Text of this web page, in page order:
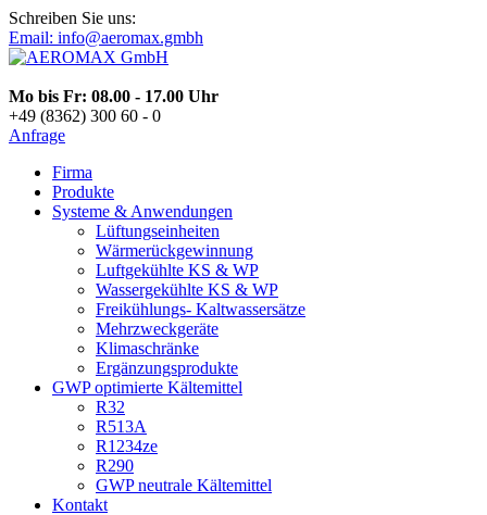
Schreiben Sie uns:
Email: info@aeromax.gmbh
Mo bis Fr: 08.00 - 17.00 Uhr
+49 (8362) 300 60 - 0
Anfrage
Firma
Produkte
Systeme & Anwendungen
Lüftungseinheiten
Wärmerückgewinnung
Luftgekühlte KS & WP
Wassergekühlte KS & WP
Freikühlungs- Kaltwassersätze
Mehrzweckgeräte
Klimaschränke
Ergänzungsprodukte
GWP optimierte Kältemittel
R32
R513A
R1234ze
R290
GWP neutrale Kältemittel
Kontakt